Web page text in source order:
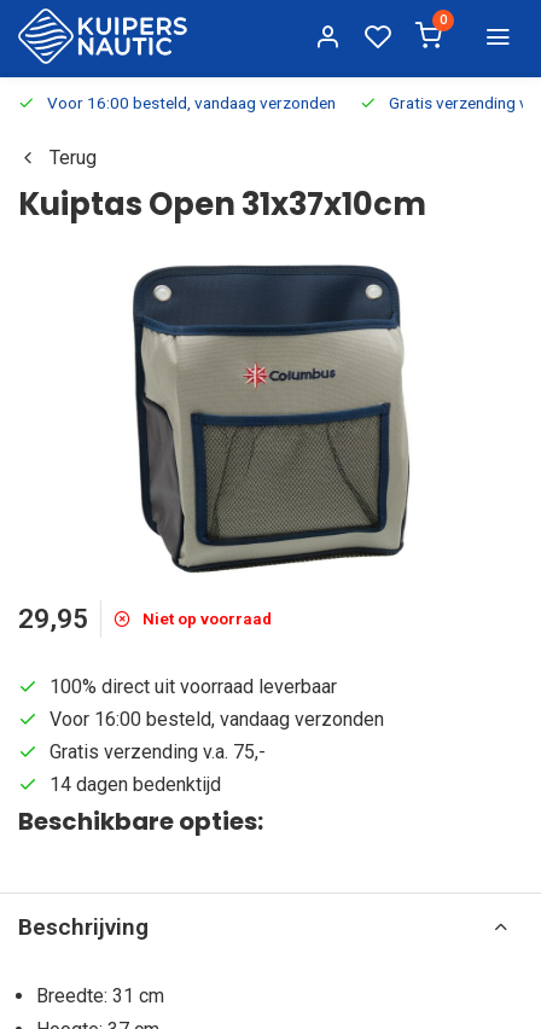
0
Voor 16:00 besteld, vandaag verzonden Gratis verzending
Terug
Kuiptas Open 31x37x10cm
29,95 Niet op voorraad
100% direct uit voorraad leverbaar
Voor 16:00 besteld, vandaag verzonden
Gratis verzending v.a. 75,-
14 dagen bedenktijd
Beschikbare opties:
Beschrijving
Breedte: 31 cm